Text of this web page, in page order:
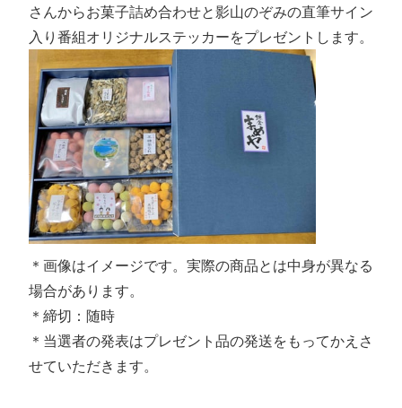
さんからお菓子詰め合わせと影山のぞみの直筆サイン
入り番組オリジナルステッカーをプレゼントします。
＊画像はイメージです。実際の商品とは中身が異なる
場合があります。
＊締切：随時
＊当選者の発表はプレゼント品の発送をもってかえさ
せていただきます。